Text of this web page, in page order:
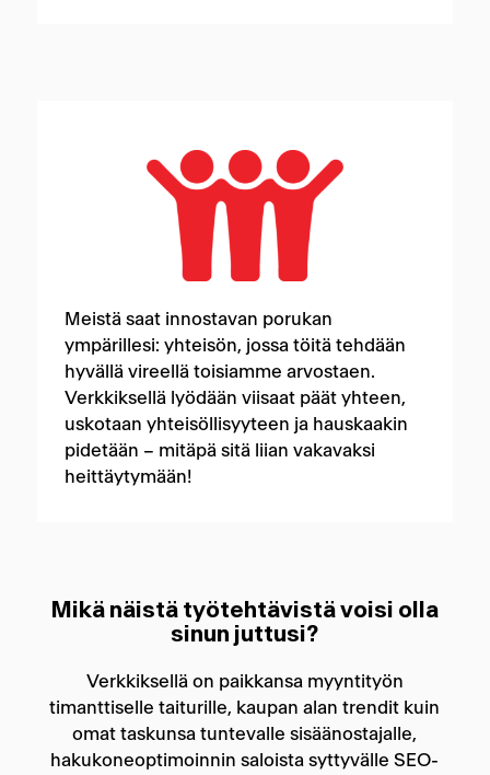
Meistä saat innostavan porukan
ympärillesi: yhteisön, jossa töitä tehdään
hyvällä vireellä toisiamme arvostaen.
Verkkiksellä lyödään viisaat päät yhteen,
uskotaan yhteisöllisyyteen ja hauskaakin
pidetään – mitäpä sitä liian vakavaksi
heittäytymään!
Mikä näistä työtehtävistä voisi olla
sinun juttusi?
Verkkiksellä on paikkansa myyntityön
timanttiselle taiturille, kaupan alan trendit kuin
omat taskunsa tuntevalle sisäänostajalle,
hakukoneoptimoinnin saloista syttyvälle SEO-